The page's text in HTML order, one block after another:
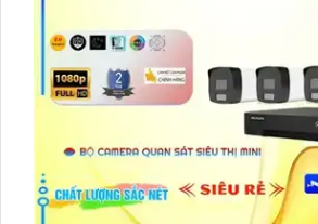
dẫn rõ ràng và chi tiết.
Bên cạnh đó, chúng tôi cam kết mang
cho bộ camera này, nhằm đáp ứng nhu
Quý khách hàng một cách hiệu quả và
Cam kết chất lượng sản phẩm và dịch
khách hàng sẽ hoàn toàn hài lòng với bộ
Mới cho Nhà Xưởng này.